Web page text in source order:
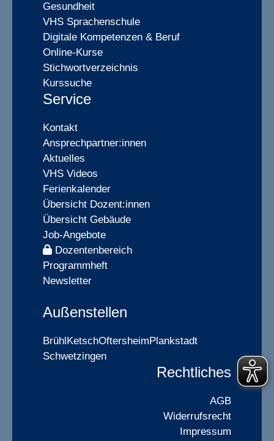
Gesundheit
VHS Sprachenschule
Digitale Kompetenzen & Beruf
Online-Kurse
Stichwortverzeichnis
Kurssuche
Service
Kontakt
Ansprechpartner:innen
Aktuelles
VHS Videos
Ferienkalender
Übersicht Dozent:innen
Übersicht Gebäude
Job-Angebote
Dozentenbereich
Programmheft
Newsletter
Außenstellen
BrühlKetschOftersheimPlankstadt
Schwetzingen
Rechtliches
AGB
Widerrufsrecht
Impressum